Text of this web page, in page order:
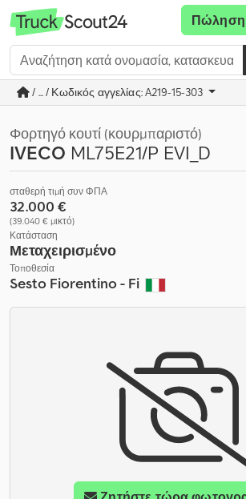
Πώληση
/ ... / Κωδικός αγγελίας: A219-15-303
Φορτηγό κουτί (κουρμπαριστό)
IVECO ML75E21/P EVI_D
σταθερή τιμή συν ΦΠΑ
32.000 €
(39.040 € μικτό)
Κατάσταση
Μεταχειρισμένο
Τοποθεσία
Sesto Fiorentino - Fi